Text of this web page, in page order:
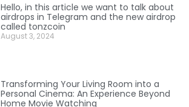
Hello, in this article we want to talk about
airdrops in Telegram and the new airdrop
called tonzcoin
August 3, 2024
Transforming Your Living Room into a
Personal Cinema: An Experience Beyond
Home Movie Watching